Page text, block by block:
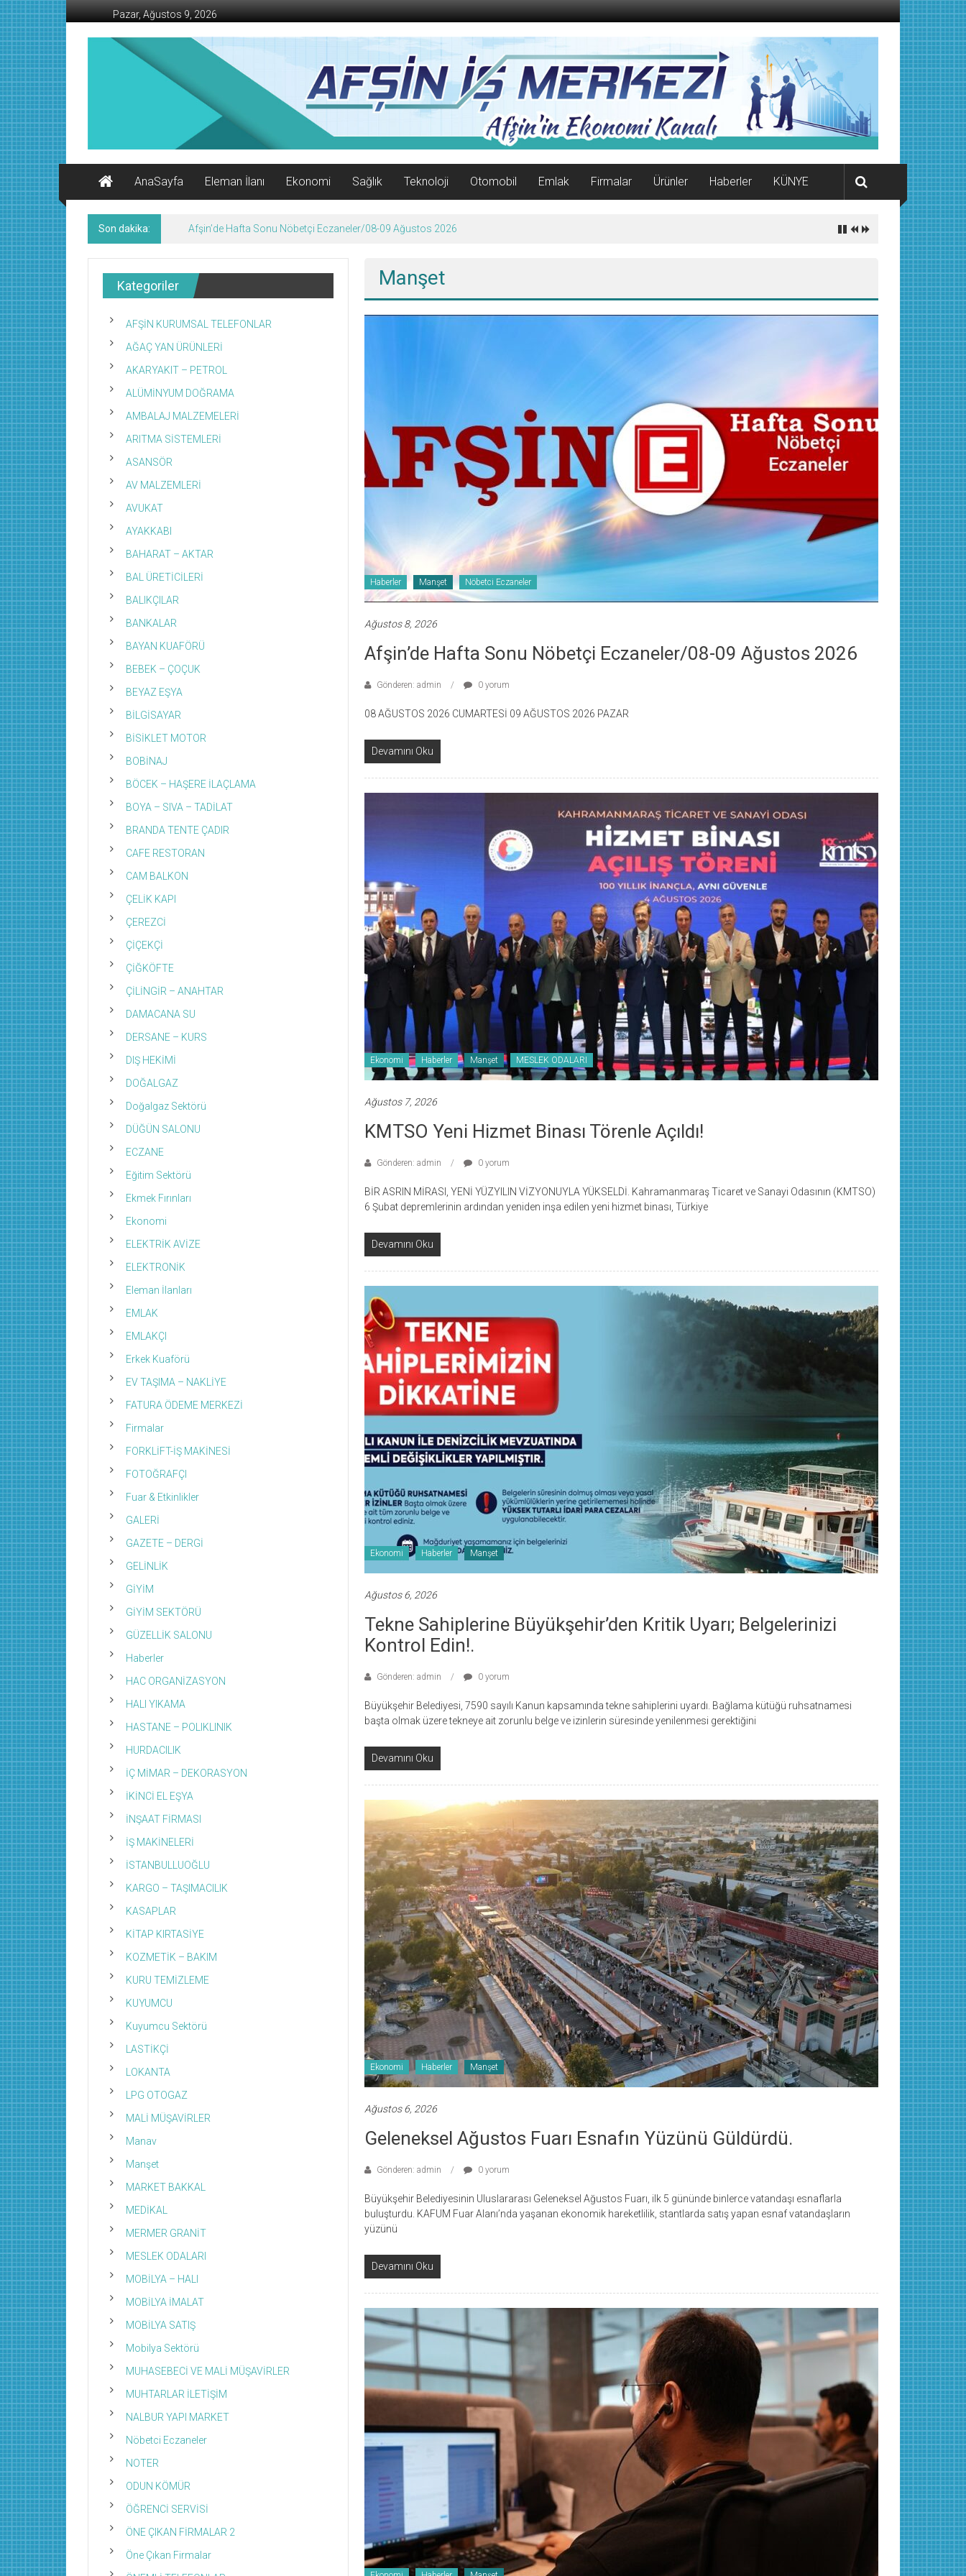
İçeriğe
geç
Pazar, Ağustos 9, 2026
AFŞİN
Ekonomi
Kanalı
AnaSayfa
Eleman İlanı Ekonomi Sağlık Teknoloji Otomobil Emlak Firmalar Ürünler Haberler KÜNYE
Son dakika: KMTSO Yeni Hizmet Binası Törenle Açıldı!
Manşet
Haberler Manşet Nöbetci Eczaneler
Ağustos 8, 2026
Afşin’de Hafta Sonu Nöbetçi Eczaneler/08-09 Ağustos 2026
Gönderen: admin 0 yorum
08 AĞUSTOS 2026 CUMARTESİ 09 AĞUSTOS 2026 PAZAR
Devamını Oku
Ekonomi Haberler Manşet MESLEK ODALARI
Ağustos 7, 2026
KMTSO Yeni Hizmet Binası Törenle Açıldı!
Gönderen: admin 0 yorum
BİR ASRIN MİRASI, YENİ YÜZYILIN VİZYONUYLA YÜKSELDİ. Kahramanmaraş Ticaret ve Sanayi Odasının (KMTSO)
6 Şubat depremlerinin ardından yeniden inşa edilen yeni hizmet binası, Türkiye
Devamını Oku
Ekonomi Haberler Manşet
Ağustos 6, 2026
Tekne Sahiplerine Büyükşehir’den Kritik Uyarı; Belgelerinizi
Kontrol Edin!.
Gönderen: admin 0 yorum
Büyükşehir Belediyesi, 7590 sayılı Kanun kapsamında tekne sahiplerini uyardı. Bağlama kütüğü ruhsatnamesi
başta olmak üzere tekneye ait zorunlu belge ve izinlerin süresinde yenilenmesi gerektiğini
Devamını Oku
Ekonomi Haberler Manşet
Ağustos 6, 2026
Geleneksel Ağustos Fuarı Esnafın Yüzünü Güldürdü.
Gönderen: admin 0 yorum
Büyükşehir Belediyesinin Uluslararası Geleneksel Ağustos Fuarı, ilk 5 gününde binlerce vatandaşı esnaflarla
buluşturdu. KAFUM Fuar Alanı’nda yaşanan ekonomik hareketlilik, stantlarda satış yapan esnaf vatandaşların
yüzünü
Devamını Oku
Kategoriler
AFŞİN KURUMSAL TELEFONLAR
AĞAÇ YAN ÜRÜNLERİ
AKARYAKIT – PETROL
ALÜMİNYUM DOĞRAMA
AMBALAJ MALZEMELERİ
ARITMA SİSTEMLERİ
ASANSÖR
AV MALZEMLERİ
AVUKAT
AYAKKABI
BAHARAT – AKTAR
BAL ÜRETİCİLERİ
BALIKÇILAR
BANKALAR
BAYAN KUAFÖRÜ
BEBEK – ÇOÇUK
BEYAZ EŞYA
BİLGİSAYAR
BİSİKLET MOTOR
BOBİNAJ
BÖCEK – HAŞERE İLAÇLAMA
BOYA – SIVA – TADİLAT
BRANDA TENTE ÇADIR
CAFE RESTORAN
CAM BALKON
ÇELİK KAPI
ÇEREZCİ
ÇİÇEKÇİ
ÇİĞKÖFTE
ÇİLİNGİR – ANAHTAR
DAMACANA SU
DERSANE – KURS
DIŞ HEKİMİ
DOĞALGAZ
Doğalgaz Sektörü
DÜĞÜN SALONU
ECZANE
Eğitim Sektörü
Ekmek Fırınları
Ekonomi
ELEKTRİK AVİZE
ELEKTRONİK
Eleman İlanları
EMLAK
EMLAKÇI
Erkek Kuaförü
EV TAŞIMA – NAKLİYE
FATURA ÖDEME MERKEZİ
Firmalar
FORKLİFT-İŞ MAKİNESİ
FOTOĞRAFÇI
Fuar & Etkinlikler
GALERİ
GAZETE – DERGİ
GELİNLİK
GİYİM
GİYİM SEKTÖRÜ
GÜZELLİK SALONU
Haberler
HAC ORGANİZASYON
HALI YIKAMA
HASTANE – POLIKLINIK
HURDACILIK
İÇ MİMAR – DEKORASYON
İKİNCİ EL EŞYA
İNŞAAT FİRMASI
İŞ MAKİNELERİ
İSTANBULLUOĞLU
KARGO – TAŞIMACILIK
KASAPLAR
KİTAP KIRTASİYE
KOZMETİK – BAKIM
KURU TEMİZLEME
KUYUMCU
Kuyumcu Sektörü
LASTİKÇİ
LOKANTA
LPG OTOGAZ
MALİ MÜŞAVİRLER
Manav
Manşet
MARKET BAKKAL
MEDİKAL
MERMER GRANİT
MESLEK ODALARI
MOBİLYA – HALI
MOBİLYA İMALAT
MOBİLYA SATIŞ
Mobilya Sektörü
MUHASEBECİ VE MALİ MÜŞAVİRLER
MUHTARLAR İLETİŞİM
NALBUR YAPI MARKET
Nöbetci Eczaneler
NOTER
ODUN KÖMÜR
ÖĞRENCİ SERVİSİ
ÖNE ÇIKAN FİRMALAR 2
Öne Çıkan Firmalar